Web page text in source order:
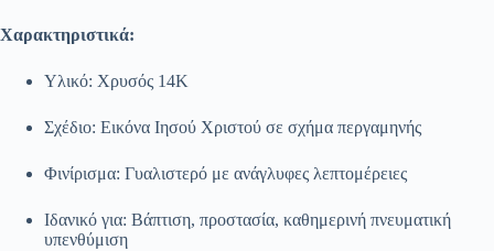
Χαρακτηριστικά:
Υλικό: Χρυσός 14Κ
Σχέδιο: Εικόνα Ιησού Χριστού σε σχήμα περγαμηνής
Φινίρισμα: Γυαλιστερό με ανάγλυφες λεπτομέρειες
Ιδανικό για: Βάπτιση, προστασία, καθημερινή πνευματική
υπενθύμιση